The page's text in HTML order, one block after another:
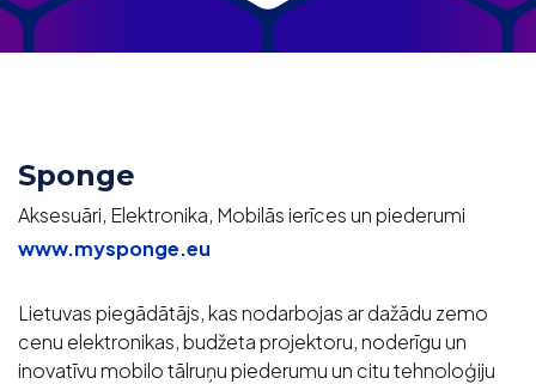
Sponge
Aksesuāri, Elektronika, Mobilās ierīces un piederumi
www.mysponge.eu
Lietuvas piegādātājs, kas nodarbojas ar dažādu zemo
cenu elektronikas, budžeta projektoru, noderīgu un
inovatīvu mobilo tālruņu piederumu un citu tehnoloģiju